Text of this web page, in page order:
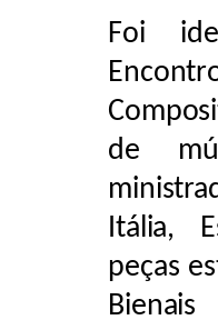
Foi
de
Itália,
peças